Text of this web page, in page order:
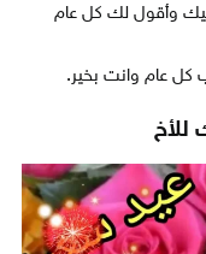
وأقول لك كل عام
كل عام وانت بخير.
للأخ